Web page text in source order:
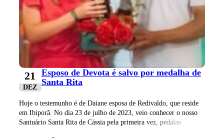
21
DEZ
Esposo de Devota é salvo por medalha de
Santa Rita
Hoje o testemunho é de Daiane esposa de Redivaldo, que reside
em Ibiporã. No dia 23 de julho de 2023, veio conhecer o nosso
Santuário Santa Rita de Cássia pela primeira vez, pedalan